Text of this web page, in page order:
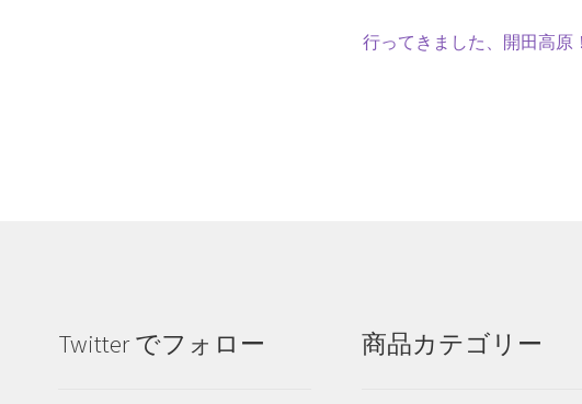
次
行ってきました、開田高原
Twitter でフォロー 商品カテゴリー